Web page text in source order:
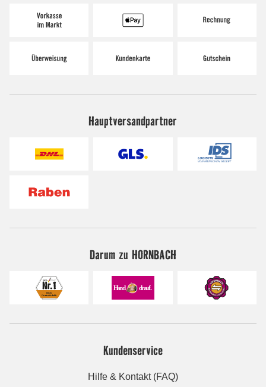
Hauptversandpartner
Darum zu HORNBACH
Kundenservice
Hilfe & Kontakt (FAQ)